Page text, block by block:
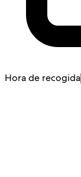
Hora de recogida